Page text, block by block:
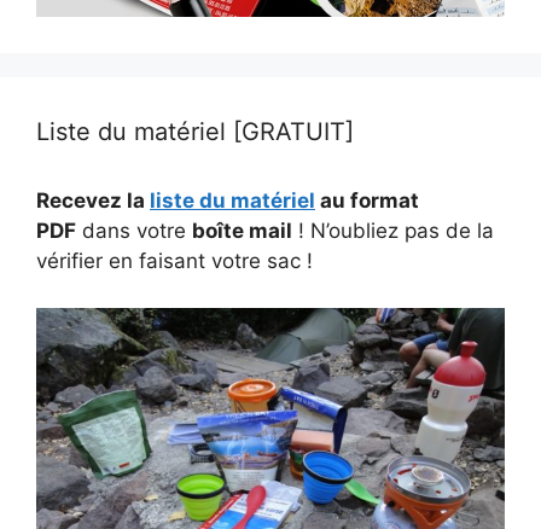
Liste du matériel [GRATUIT]
Recevez la liste du matériel au format
PDF dans votre boîte mail ! N’oubliez pas de la
vérifier en faisant votre sac !